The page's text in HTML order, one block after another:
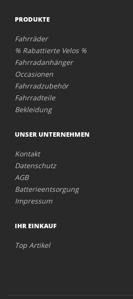
PRODUKTE
Fahrräder
% Rabattierte Velos %
Fahrradanhänger
Occasionen
Fahrradzubehör
Fahrradteile
Bekleidung
UNSER UNTERNEHMEN
Kontakt
Datenschutz
AGB
Batterieentsorgung
Impressum
IHR EINKAUF
Top Artikel